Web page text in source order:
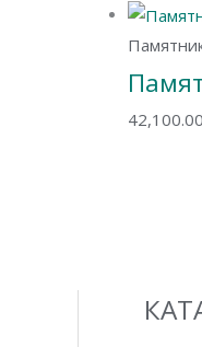
42,100.00